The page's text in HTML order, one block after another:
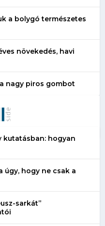
a bolygó természetes
növekedés, havi
nagy piros gombot
kutatásban: hogyan
úgy, hogy ne csak a
sarkát”